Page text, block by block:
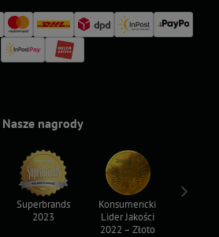
Nasze nagrody
Superbrands
2023
Konsumencki
Lider Jakości
2022 – Złoto